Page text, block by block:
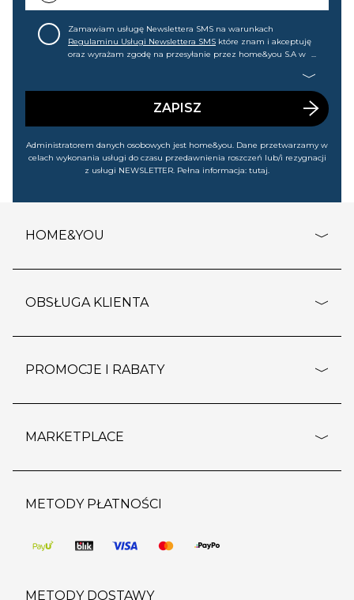
Zamawiam usługę Newslettera SMS na warunkach
Regulaminu Usługi Newslettera SMS które znam i akceptuję
oraz wyrażam zgodę na przesyłanie przez home&you S.A w
wyprzedażach). Wiem, że mogę tę zgodę w każdej chwili
ZAPISZ
Administratorem danych osobowych jest home&you. Dane przetwarzamy w
celach wykonania usługi do czasu przedawnienia roszczeń lub/i rezygnacji
z usługi NEWSLETTER. Pełna informacja: tutaj.
HOME&YOU
o firmie
polityka prywatności
kontakt
OBSŁUGA KLIENTA
dostawy i płatność
wypis z subskrypcji
regulamin sklepu
pozostałe regulaminy
PROMOCJE I RABATY
outlet
regulaminy promocji
MARKETPLACE
strefa marek
pomoc dla sprzedawców
METODY PŁATNOŚCI
METODY DOSTAWY